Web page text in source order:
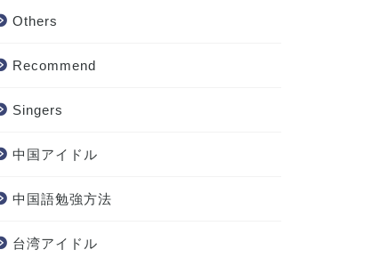
Others
Recommend
Singers
中国アイドル
中国語勉強方法
台湾アイドル